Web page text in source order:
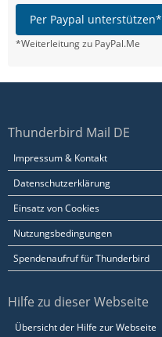
Per Paypal unterstützen*
*Weiterleitung zu PayPal.Me
Thunderbird Mail DE
Impressum & Kontakt
Datenschutzerklärung
Einsatz von Cookies
Nutzungsbedingungen
Spendenaufruf für Thunderbird
Hilfe zu dieser Webseite
Übersicht der Hilfe zur Webseite